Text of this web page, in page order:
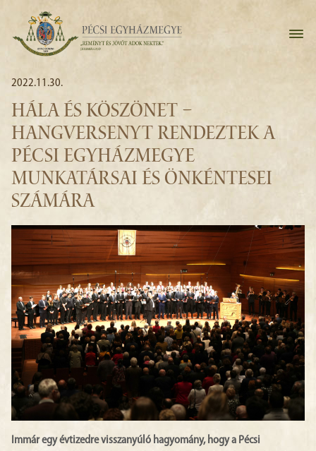
2022.11.30.
HÁLA ÉS KÖSZÖNET –
HANGVERSENYT RENDEZTEK A
PÉCSI EGYHÁZMEGYE
MUNKATÁRSAI ÉS ÖNKÉNTESEI
SZÁMÁRA
Immár egy évtizedre visszanyúló hagyomány, hogy a Pécsi